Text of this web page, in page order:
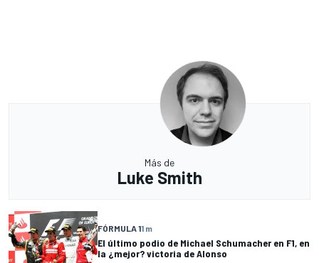
Más de
Luke Smith
FÓRMULA 11 m
El último podio de Michael Schumacher en F1, en
la ¿mejor? victoria de Alonso